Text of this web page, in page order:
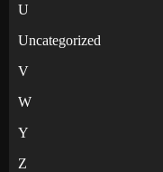
U
Uncategorized
V
W
Y
Z